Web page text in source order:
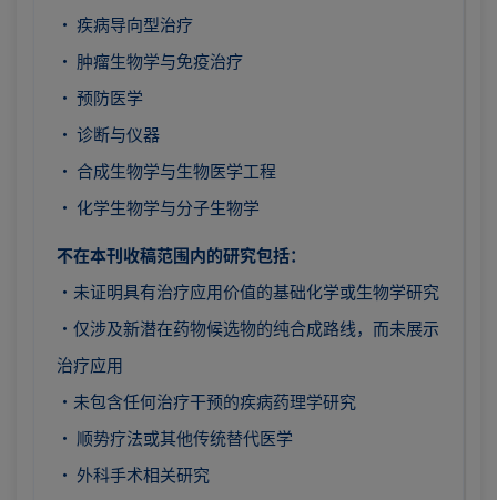
· 疾病导向型治疗
· 肿瘤生物学与免疫治疗
· 预防医学
· 诊断与仪器
· 合成生物学与生物医学工程
· 化学生物学与分子生物学
不在本刊收稿范围内的研究包括：
·未证明具有治疗应用价值的基础化学或生物学研究
·仅涉及新潜在药物候选物的纯合成路线，而未展示
治疗应用
·未包含任何治疗干预的疾病药理学研究
· 顺势疗法或其他传统替代医学
· 外科手术相关研究